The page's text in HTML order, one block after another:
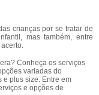
crianças por se tratar de
mas também, entre
Conheça os serviços
variadas do
e plus size. Entre em
e opções de